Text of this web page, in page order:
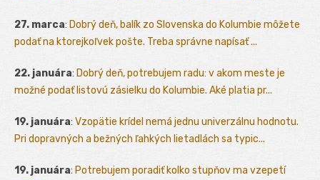
27. marca: Dobrý deň, balík zo Slovenska do Kolumbie môžete
podať na ktorejkoľvek pošte. Treba správne napísať ...
22. januára: Dobrý deň, potrebujem radu: v akom meste je
možné podať listovú zásielku do Kolumbie. Aké platia pr...
19. januára: Vzopätie krídel nemá jednu univerzálnu hodnotu.
Pri dopravných a bežných ľahkých lietadlách sa typic...
19. januára: Potrebujem poradiť kolko stupňov ma vzepetí